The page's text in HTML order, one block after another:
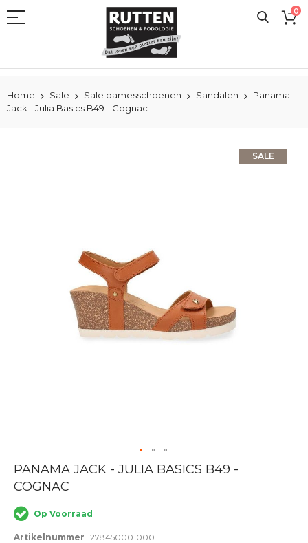
naar
0
Home Sale Sale damesschoenen Sandalen
Panama
Jack - Julia Basics B49 - Cognac
SALE
Ga
het
van
de
afbeeldingen-
PANAMA JACK - JULIA BASICS B49 -
COGNAC
Op Voorraad
Artikelnummer 278450001000